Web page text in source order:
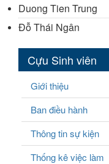
Duong Tien Trung
Đỗ Thái Ngân
Cựu Sinh viên
Giới thiệu
Ban điều hành
Thông tin sự kiện
Thống kê việc làm